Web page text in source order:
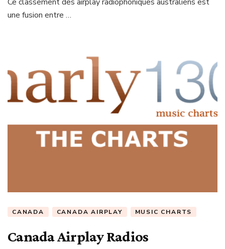
une fusion entre …
CANADA CANADA AIRPLAY MUSIC CHARTS
Canada Airplay Radios